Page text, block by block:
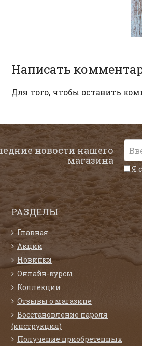
Написать
Для того, чтобы оставить
новости нашего
магазина
Я
РАЗДЕЛЫ
Главная
Акции
Новинки
Онлайн-курсы
Коллекции
Отзывы о магазине
Восстановление пароля
(инструкция)
Получение приобретенных